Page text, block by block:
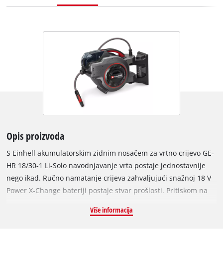
Opis proizvoda
S Einhell akumulatorskim zidnim nosačem za vrtno crijevo GE-
HR 18/30-1 Li-Solo navodnjavanje vrta postaje jednostavnije
nego ikad. Ručno namatanje crijeva zahvaljujući snažnoj 18 V
Power X-Change bateriji postaje stvar prošlosti. Pritiskom na
promjera 12,5 mm (1/2") automatski se namata. Stopper-Ball
Više informacija